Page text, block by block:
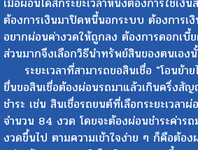
ต้องการเงินมาปิดหนี้นอกระบบ ต้องการเงิ
อยากผ่อนค่างวดให้ถูกลง ต้องการดอกเบี้
ส่วนมากจึงเลือกวิธีนำทรัพย์สินของตนเอง
ระยะเวลาที่สามารถขอสินเชื่อ "โอนย้า
ยื่นขอสินเชื่อต้องผ่อนรถมาแล้วเกินครึ่งสั
ชำระ เช่น สินเชื่อรถยนต์ที่เลือกระยะเวลา
จำนวน 84 งวด โดยจะต้องผ่อนชำระค่า
งวดขึ้นไป ตามความเข้าใจง่าย ๆ ก็คือต้อง